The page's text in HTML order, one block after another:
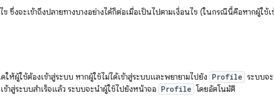
ซึ่งจะเข้าถึงปลายทางบางอย่างได้ก็ต่อเมื่อเป็นไปตามเงื่อนไข (ในกรณีนี้คือหากผู้ใช้เ
ให้ผู้ใช้ต้องเข้าสู่ระบบ หากผู้ใช้ไม่ได้เข้าสู่ระบบและพยายามไปยัง Profile ระบบจ
ข้าสู่ระบบสำเร็จแล้ว ระบบจะนำผู้ใช้ไปยังหน้าจอ Profile โดยอัตโนมัติ